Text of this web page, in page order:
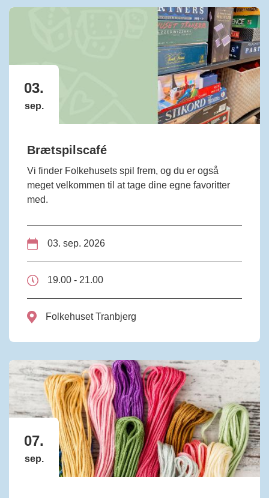
03.
sep.
Brætspilscafé
Vi finder Folkehusets spil frem, og du er også
meget velkommen til at tage dine egne favoritter
med.
03. sep. 2026
19.00 - 21.00
Folkehuset Tranbjerg
07.
sep.